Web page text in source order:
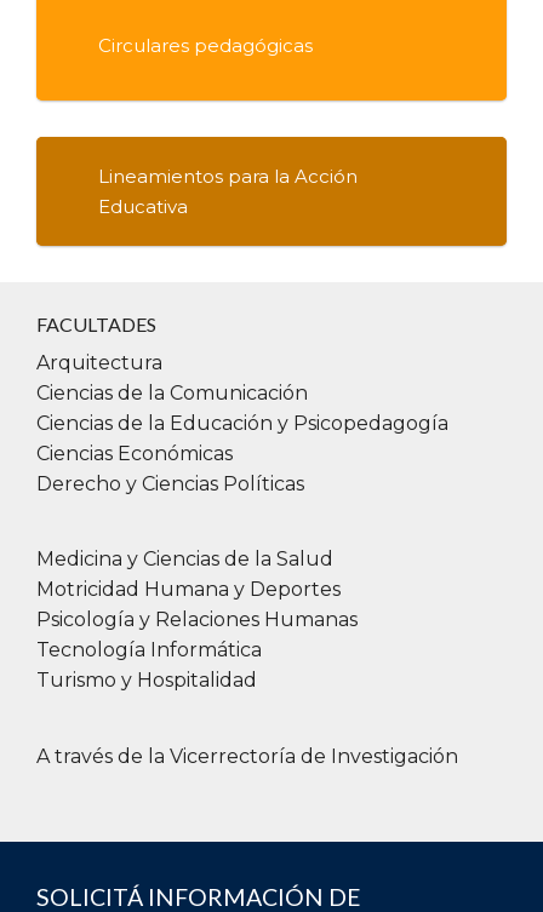
Circulares pedagógicas
Lineamientos para la Acción
Educativa
FACULTADES
Arquitectura
Ciencias de la Comunicación
Ciencias de la Educación y Psicopedagogía
Ciencias Económicas
Derecho y Ciencias Políticas
Medicina y Ciencias de la Salud
Motricidad Humana y Deportes
Psicología y Relaciones Humanas
Tecnología Informática
Turismo y Hospitalidad
A través de la Vicerrectoría de Investigación
SOLICITÁ INFORMACIÓN DE